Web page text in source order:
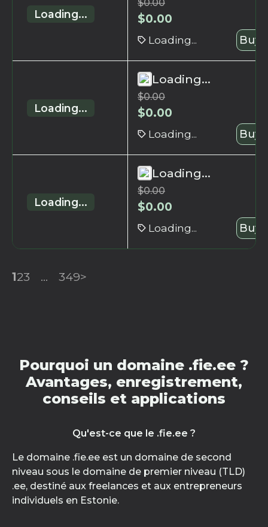
Loading...
$0.00
$0.00
Loading... Buy
Loading...
Loading...
$0.00
$0.00
Loading... Buy
Loading...
Loading...
$0.00
$0.00
Loading... Buy
123 ... 349>
Pourquoi un domaine .fie.ee ?
Avantages, enregistrement,
conseils et applications
Qu'est-ce que le .fie.ee ?
Le domaine .fie.ee est un domaine de second
niveau sous le domaine de premier niveau (TLD)
.ee, destiné aux freelances et aux entrepreneurs
individuels en Estonie.